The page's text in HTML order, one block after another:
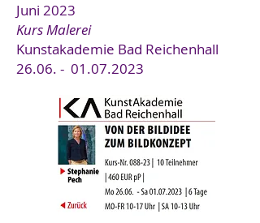
Juni 2023
Kurs Malerei
Kunstakademie Bad Reichenhall
26.06. - 01.07.2023